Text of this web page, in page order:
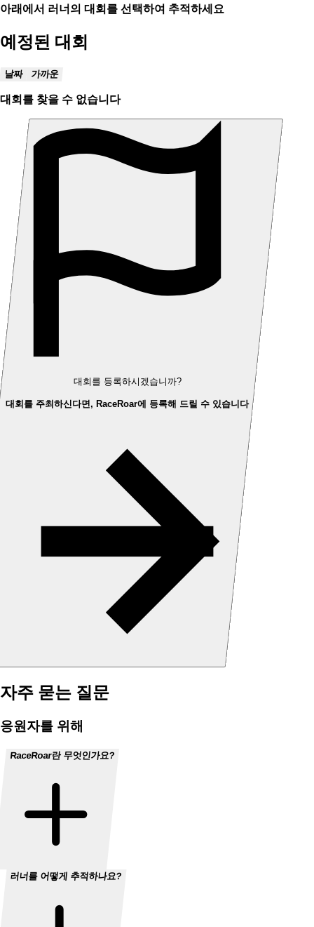
아래에서 러너의 대회를 선택하여 추적하세요
예정된 대회
날짜 가까운
대회를 찾을 수 없습니다
대회를 등록하시겠습니까?
대회를 주최하신다면, RaceRoar에 등록해 드릴 수 있습니다
자주 묻는 질문
응원자를 위해
RaceRoar란 무엇인가요?
러너를 어떻게 추적하나요?